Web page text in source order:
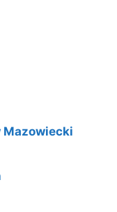
Mazowiecki